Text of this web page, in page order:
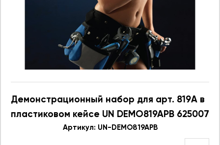
Демонстрационный набор для арт. 819A в
пластиковом кейсе UN DEMO819APB 625007
Артикул: UN-DEMO819APB